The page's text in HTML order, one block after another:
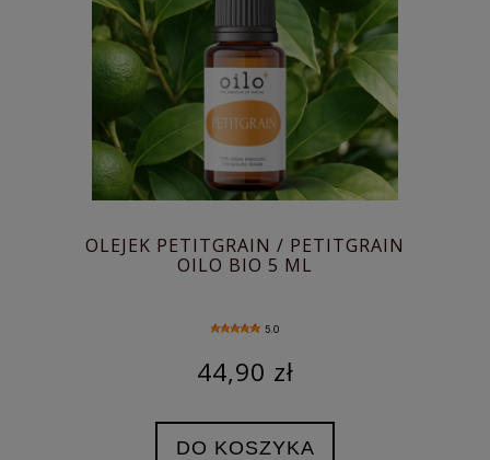
OLEJEK PETITGRAIN / PETITGRAIN
OILO BIO 5 ML
5.0
44,90 zł
DO KOSZYKA